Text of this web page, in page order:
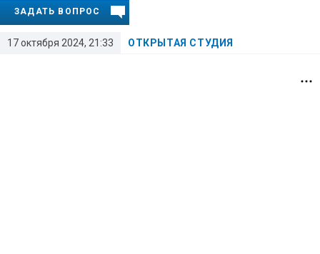
17 октября 2024, 21:33 ОТКРЫТАЯ СТУДИЯ
ЗАДАТЬ ВОПРОС